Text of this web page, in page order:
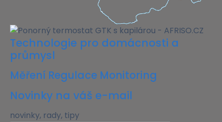
Technologie pro domácnosti a
průmysl
Měření Regulace Monitoring
Novinky na váš e-mail
novinky, rady, tipy